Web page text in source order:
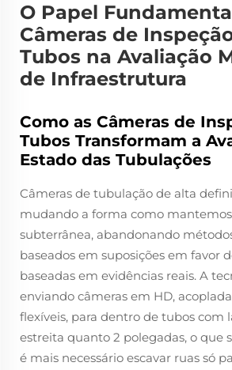
O Papel
Câmeras de
Tubos na Avaliação
de Infraestrutura
Como as Câmeras de
Tubos Transformam a
Estado das Tubulações
Câmeras de tubulação de alta
mudando a forma como
subterrânea, abandonando
baseados em suposições em favor
baseadas em evidências reais. A
enviando câmeras em HD,
flexíveis, para dentro de tubos com
estreita quanto 2 polegadas, o que
é mais necessário escavar ruas só